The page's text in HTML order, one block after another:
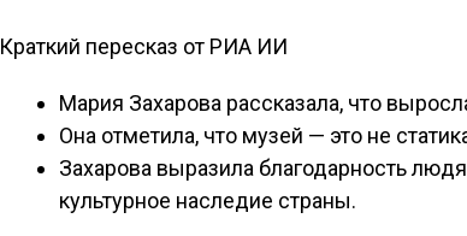
Краткий пересказ от РИА ИИ
Мария Захарова рассказала, что
Она отметила, что музей — это не
Захарова выразила благодарность
культурное наследие страны.